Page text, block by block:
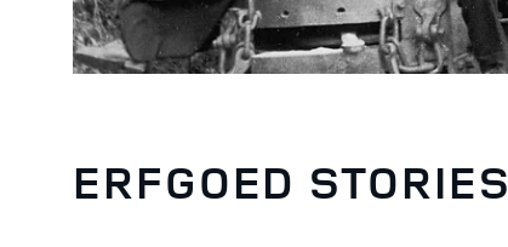
ERFGOED STORIES